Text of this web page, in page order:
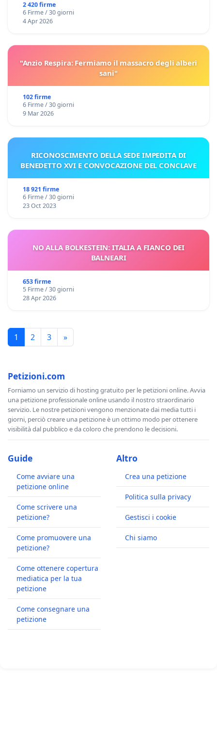
2 420 firme
6 Firme / 30 giorni
4 Apr 2026
"Anzio Respira: Fermiamo il massacro degli alberi
sani"
102 firme
6 Firme / 30 giorni
9 Mar 2026
RICONOSCIMENTO DELLA SEDE IMPEDITA DI
BENEDETTO XVI E CONVOCAZIONE DEL CONCLAVE
18 921 firme
6 Firme / 30 giorni
23 Oct 2023
NO ALLA BOLKESTEIN: ITALIA A FIANCO DEI
BALNEARI
653 firme
5 Firme / 30 giorni
28 Apr 2026
1 2 3 »
Petizioni.com
Forniamo un servizio di hosting gratuito per le petizioni online. Avvia
una petizione professionale online usando il nostro straordinario
servizio. Le nostre petizioni vengono menzionate dai media tutti i
giorni, perciò creare una petizione è un ottimo modo per ottenere
visibilità dal pubblico e da coloro che prendono le decisioni.
Guide
Come avviare una
petizione online
Come scrivere una
petizione?
Come promuovere una
petizione?
Come ottenere copertura
mediatica per la tua
petizione
Come consegnare una
petizione
Altro
Crea una petizione
Politica sulla privacy
Gestisci i cookie
Chi siamo